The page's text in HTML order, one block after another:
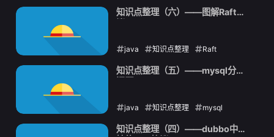
2021-09-13
知识点整理（六）——图解Raft协
java 知识点整理 Raft
2021-09-10
知识点整理（五）——mysql分页
java 知识点整理 mysql
2021-09-09
知识点整理（四）——dubbo中支